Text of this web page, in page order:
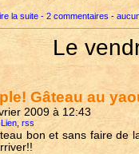
la suite - 2 commentaires -
Le
Gâteau au
2009 à 12:43
rss
bon et sans faire de